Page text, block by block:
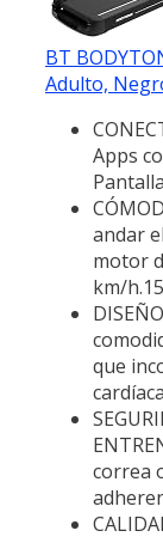
BT
Adulto,
Apps
andar
motor
km/
que
correa